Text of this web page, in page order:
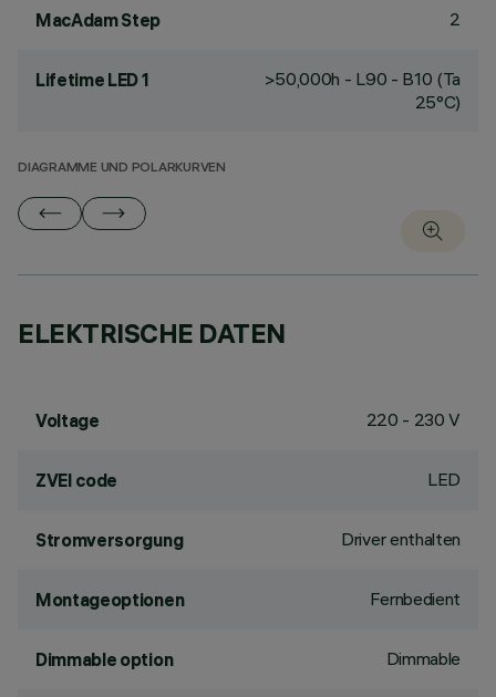
MacAdam Step 2
Lifetime LED 1
>50,000h - L90 - B10 (Ta
25°C)
DIAGRAMME UND POLARKURVEN
ELEKTRISCHE DATEN
Voltage 220 - 230 V
ZVEI code LED
Stromversorgung Driver enthalten
Montageoptionen Fernbedient
Dimmable option Dimmable